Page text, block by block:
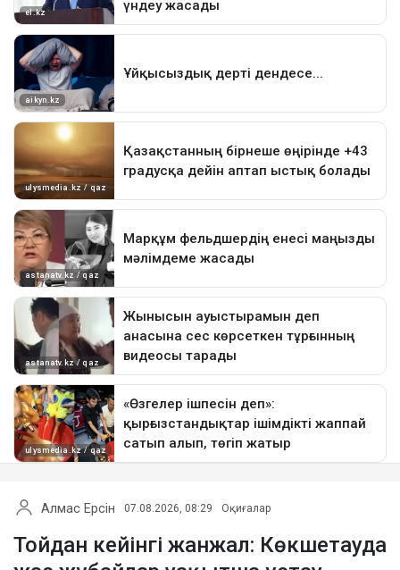
Алмас Ерсін 07.08.2026, 08:29 Оқиғалар
Тойдан кейінгі жанжал: Көкшетауда